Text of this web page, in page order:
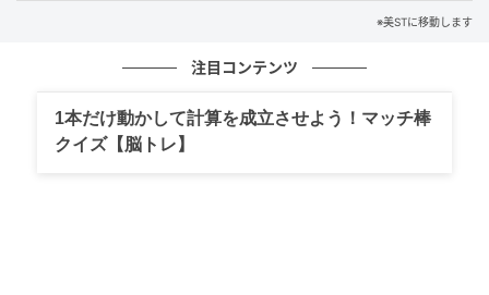
※美STに移動します
注目コンテンツ
1本だけ動かして計算を成立させよう！マッチ棒
クイズ【脳トレ】